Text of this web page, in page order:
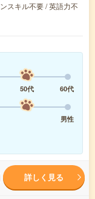
スキル不要 / 英語力不
50代
60代
男性
詳しく見る